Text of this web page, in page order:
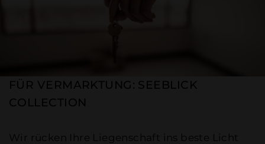
FÜR VERMARKTUNG: SEEBLICK
COLLECTION
Wir rücken Ihre Liegenschaft ins beste Licht